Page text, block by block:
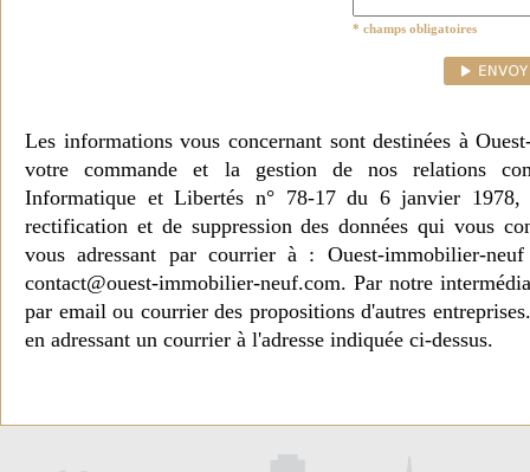
* champs obligatoires
Les informations vous concernant sont destinées à
votre commande et la gestion de nos relations
Informatique et Libertés n° 78-17 du 6 janvier 1978,
rectification et de suppression des données qui vous
vous adressant par courrier à : Ouest-immobilier-
contact@ouest-immobilier-neuf.com. Par notre
par email ou courrier des propositions d'autres
en adressant un courrier à l'adresse indiquée ci-dessus.